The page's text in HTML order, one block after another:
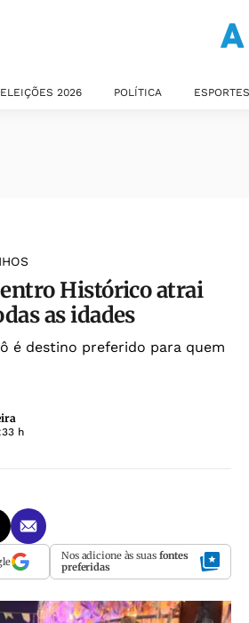
ELEIÇÕES 2026 POLÍTICA ESPORTES
Histórico atrai
as idades
é destino preferido para quem
h
Nos adicione às suas fontes
preferidas